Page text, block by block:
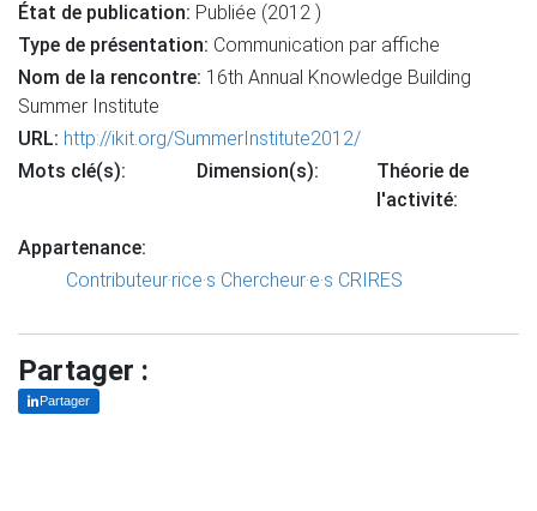
État de publication: Publiée (2012 )
Type de présentation: Communication par affiche
Nom de la rencontre: 16th Annual Knowledge Building
Summer Institute
URL: http://ikit.org/SummerInstitute2012/
Mots clé(s):
Dimension(s):
Théorie de
l'activité:
Appartenance:
Contributeur·rice·s Chercheur·e·s CRIRES
Partager :
Partager